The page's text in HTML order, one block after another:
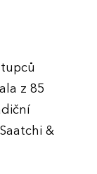
z 85
&